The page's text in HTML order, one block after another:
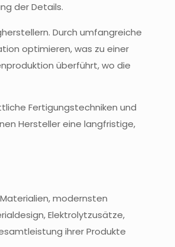
der Details.
Durch umfangreiche
optimieren, was zu einer
überführt, wo die
Fertigungstechniken und
Hersteller eine langfristige,
modernsten
Elektrolytzusätze,
ihrer Produkte